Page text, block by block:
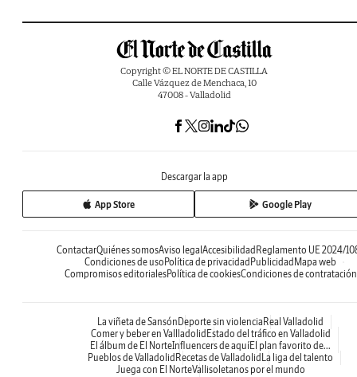
Copyright © EL NORTE DE CASTILLA
Calle Vázquez de Menchaca, 10
47008 - Valladolid
Descargar la app
App Store Google Play
ContactarQuiénes somosAviso legal Accesibilidad Reglamento UE 2024/
Condiciones de uso Política de privacidad Publicidad Mapa web
Compromisos editorialesPolítica de cookiesCondiciones de contratación
La viñeta de Sansón Deporte sin violencia Real Valladolid
Comer y beber en Vallladolid Estado del tráfico en Valladolid
El álbum de El NorteInfluencers de aquíEl plan favorito de...
Pueblos de Valladolid Recetas de Valladolid La liga del talento
Juega con El NorteVallisoletanos por el mundo